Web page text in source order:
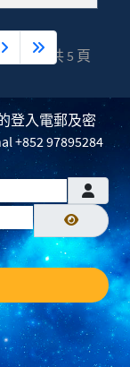
第 2 頁，共 5 頁
登入電郵及密
+852 97895284
顯示密碼